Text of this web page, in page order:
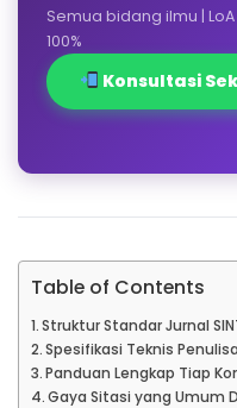
Semua bidang ilmu |
100%
Konsultasi
Table of Contents
Struktur Standar Jurnal
Spesifikasi Teknis
Panduan Lengkap Tiap
Gaya Sitasi yang Umum